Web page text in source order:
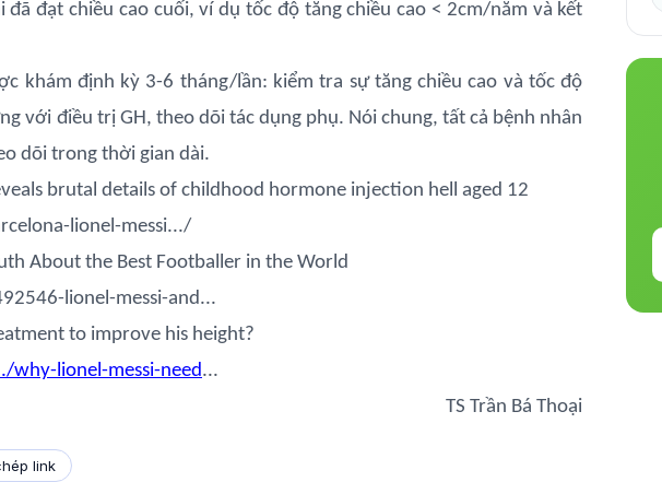
đạt chiều cao cuối, ví dụ tốc độ tăng chiều cao < 2cm/năm và kết
khám định kỳ 3-6 tháng/lần: kiểm tra sự tăng chiều cao và tốc độ
với điều trị GH, theo dõi tác dụng phụ. Nói chung, tất cả bệnh nhân
dõi trong thời gian dài.
brutal details of childhood hormone injection hell aged 12
lionel-messi.../
About the Best Footballer in the World
lionel-messi-and...
to improve his height?
why-lionel-messi-need...
TS Trần Bá Thoại
link